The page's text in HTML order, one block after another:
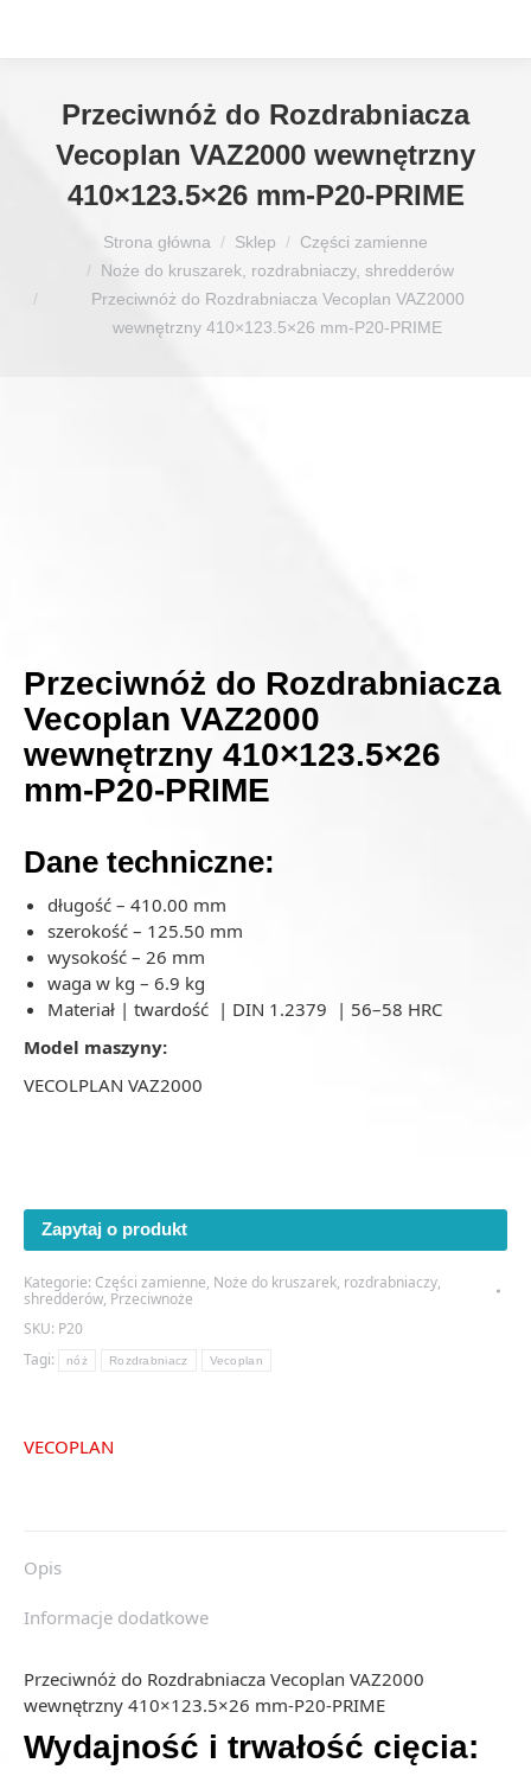
Przeciwnóż do Rozdrabniacza
Vecoplan VAZ2000 wewnętrzny
410×123.5×26 mm-P20-PRIME
Strona główna Sklep
Części zamienne
Noże do kruszarek, rozdrabniaczy, shredderów
Przeciwnóż do Rozdrabniacza Vecoplan VAZ2000
wewnętrzny 410×123.5×26 mm-P20-PRIME
Przeciwnóż do Rozdrabniacza
Vecoplan VAZ2000
wewnętrzny 410×123.5×26
mm-P20-PRIME
Dane techniczne:
długość – 410.00 mm
szerokość – 125.50 mm
wysokość – 26 mm
waga w kg – 6.9 kg
Materiał | twardość | DIN 1.2379 | 56–58 HRC
Model maszyny:
VECOLPLAN VAZ2000
Zapytaj o produkt
Kategorie: Części zamienne, Noże do kruszarek, rozdrabniaczy,
shredderów, Przeciwnoże
SKU: P20
Tagi:
nóż Rozdrabniacz Vecoplan
VECOPLAN
Opis
Informacje dodatkowe
Przeciwnóż do Rozdrabniacza Vecoplan VAZ2000
wewnętrzny 410×123.5×26 mm-P20-PRIME
Wydajność i trwałość cięcia: